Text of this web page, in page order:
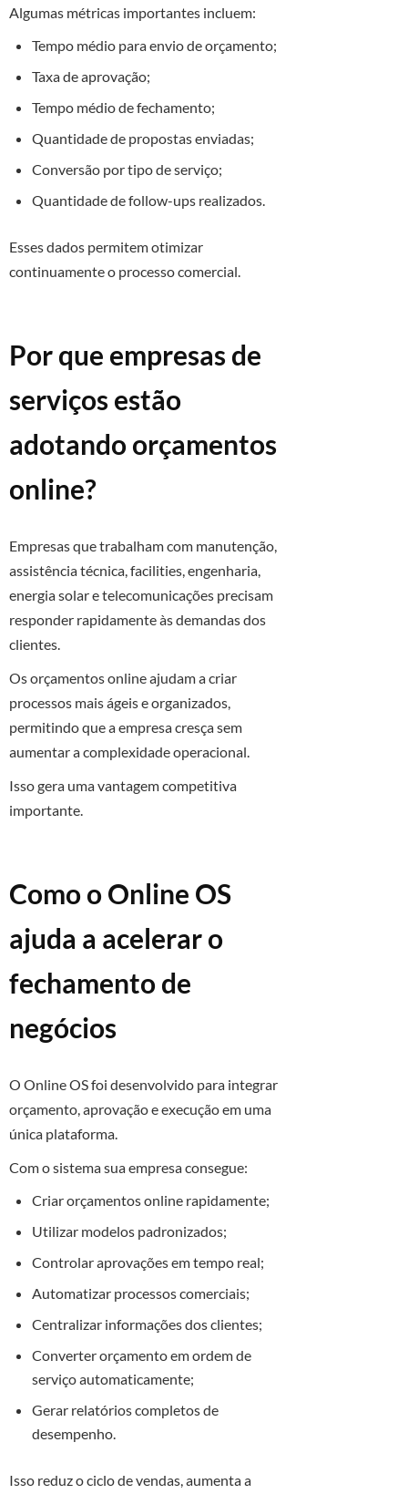
Algumas métricas importantes incluem:
Tempo médio para envio de orçamento;
Taxa de aprovação;
Tempo médio de fechamento;
Quantidade de propostas enviadas;
Conversão por tipo de serviço;
Quantidade de follow-ups realizados.
Esses dados permitem otimizar
continuamente o processo comercial.
Por que empresas de
serviços estão
adotando orçamentos
online?
Empresas que trabalham com manutenção,
assistência técnica, facilities, engenharia,
energia solar e telecomunicações precisam
responder rapidamente às demandas dos
clientes.
Os orçamentos online ajudam a criar
processos mais ágeis e organizados,
permitindo que a empresa cresça sem
aumentar a complexidade operacional.
Isso gera uma vantagem competitiva
importante.
Como o Online OS
ajuda a acelerar o
fechamento de
negócios
O Online OS foi desenvolvido para integrar
orçamento, aprovação e execução em uma
única plataforma.
Com o sistema sua empresa consegue:
Criar orçamentos online rapidamente;
Utilizar modelos padronizados;
Controlar aprovações em tempo real;
Automatizar processos comerciais;
Centralizar informações dos clientes;
Converter orçamento em ordem de
serviço automaticamente;
Gerar relatórios completos de
desempenho.
Isso reduz o ciclo de vendas, aumenta a